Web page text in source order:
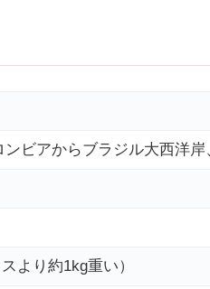
ビアからブラジル大西洋岸
より約1kg重い）